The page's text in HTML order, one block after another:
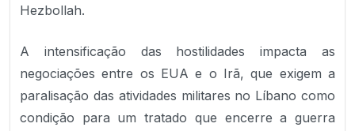
Hezbollah.
A intensificação das hostilidades impacta as
negociações entre os EUA e o Irã, que exigem a
paralisação das atividades militares no Líbano como
condição para um tratado que encerre a guerra